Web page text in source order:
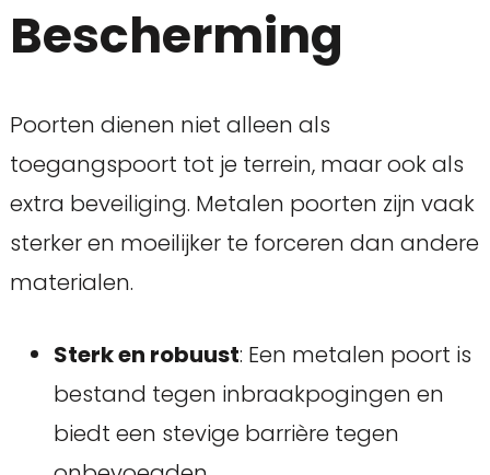
Bescherming
Poorten dienen niet alleen als
toegangspoort tot je terrein, maar ook als
extra beveiliging. Metalen poorten zijn vaak
sterker en moeilijker te forceren dan andere
materialen.
Sterk en robuust: Een metalen poort is
bestand tegen inbraakpogingen en
biedt een stevige barrière tegen